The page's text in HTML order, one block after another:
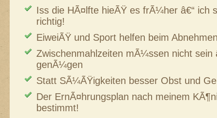
Iss die HÃ¤lfte hieÃŸ es frÃ¼her â€“ ich
richtig!
EiweiÃŸ und Sport helfen beim
Zwischenmahlzeiten mÃ¼ssen nicht sein
genÃ¼gen
Statt SÃ¼ÃŸigkeiten besser Obst und
Der ErnÃ¤hrungsplan nach meinem
bestimmt!